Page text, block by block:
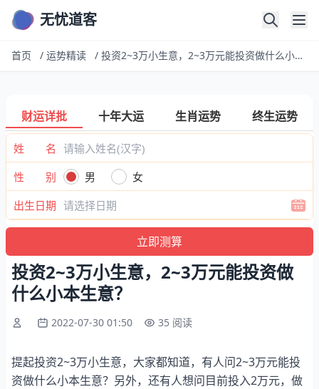
无忧道客
首页 / 运势精读 / 投资2~3万小生意，2~3万元能投资做什么小本生意？
财运详批 十年大运 生肖运势 终生运势
姓 名
性 别
男
女
出生日期
投资2~3万小生意，2~3万元能投资做
什么小本生意？
2022-07-30 01:50 35 阅读
提起投资2~3万小生意，大家都知道，有人问2~3万元能投
资做什么小本生意？另外，还有人想问目前投入2万元，做